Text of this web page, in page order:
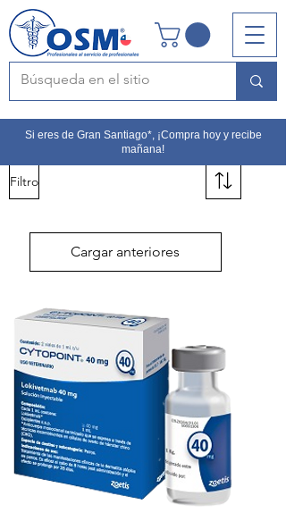
Si eres de Gran Santiago*, ¡Compra hoy y recibe
mañana!
Filtro
Cargar anteriores